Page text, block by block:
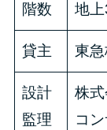
階数 地
貸主 東
設計
監理
株
コ